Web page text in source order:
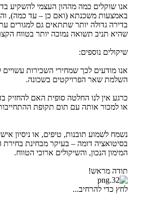
אנו שוקלים כמה מההון העצמי להשקיע
באמצעות משכנתא (ואם כן – עד כמה),
בדירה גדולה יותר שתתאים גם למגורים
שהיא תניב תשואה נמוכה יותר בטווח
שיקולים נוספים:
אנו מודעים לכך שמחירי השכירות
השלמת שאר הפרויקטים בשכונה.
כרגע אין לנו החלטה סופית האם להחזיק
או למכור אותה עם תום תקופת ההתחייבות
נשמח לשמוע תובנות, טיפים, או ניסיון
בסיטואציה דומה – בעיקר מבחינת בחירת
המימון הנכון, והשיקולים ארוכי הטווח.
תודה מראש!
לחץ כדי להרחיב...